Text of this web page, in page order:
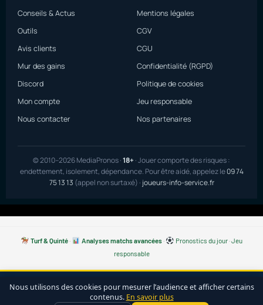
Conseils & Actus
Outils
Avis clients
Mur des gains
Discord
Mon compte
Nous contacter
Mentions légales
CGV
CGU
Confidentialité (RGPD)
Politique de cookies
Jeu responsable
Nos partenaires
© 2010–2026 MediaPronos ·18+ · Jouer comporte des risques :
endettement, isolement, dépendance. Pour être aidé, appelez le09 74
75 13 13 (appel non surtaxé) · joueurs-info-service.fr
Turf & Quinté· Analyses matchs avancées· Pronostics du jour·Jeu
responsable
Nos pronostics du jour :Tous nos pronostics gratuits du
Pronostics football·Pronostics tennis·Turf & Quinté+
Nous utilisons des cookies pour mesurer l’audience et afficher certains
contenus. En savoir plus